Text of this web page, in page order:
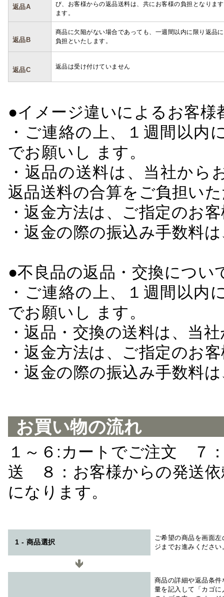
返品A
び、お客様からの返品送料は、共にお客様の負担となりま
ます。
返品B
商品に欠陥がない場合であっても、一週間以内に限り返品
負担といたします。
返品C 返品は受け付けていません
●イメージ違いによるお客
・ご連絡の上、１週間以
でお願いし ます。
・返品の送料は、当社か
返品送料の合算をご負担い
・返金方法は、ご指定のお
・返金の際の振込み手数料
●不良品の返品・交換につい
・ご連絡の上、１週間以
でお願いし ます。
・返品・交換の送料は、当
・返金方法は、ご指定のお
・返金の際の振込み手数料
お買い物の流れ
１～６:カートでご注文 ７
送 ８：お客様からの発送
になります。
1 - 商品選択
ご希望の商品を画面
ジまでお進みください
商品の詳細や返品条
量を記入して「カゴ